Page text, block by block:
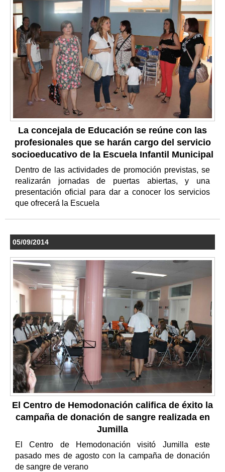
La concejala de Educación se reúne con las
profesionales que se harán cargo del servicio
socioeducativo de la Escuela Infantil Municipal
Dentro de las actividades de promoción previstas, se
realizarán jornadas de puertas abiertas, y una
presentación oficial para dar a conocer los servicios
que ofrecerá la Escuela
05/09/2014
El Centro de Hemodonación califica de éxito la
campaña de donación de sangre realizada en
Jumilla
El Centro de Hemodonación visitó Jumilla este
pasado mes de agosto con la campaña de donación
de sangre de verano